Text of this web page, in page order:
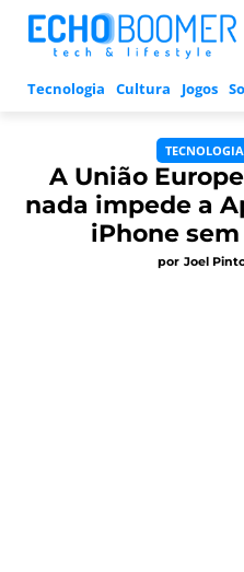
Tecnologia Cultura Jogos
TECNOLOGIA
A União
nada impede a
iPhone
por Joel